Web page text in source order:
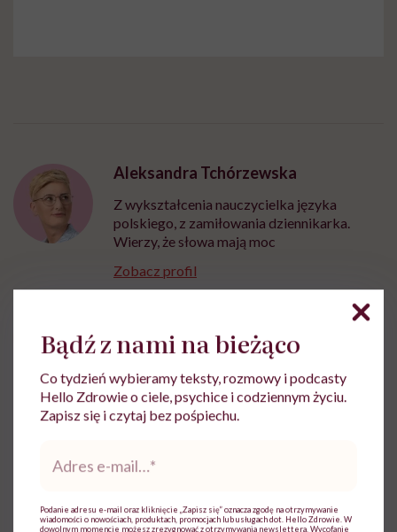
Aleksandra Tchórzewska
Z wykształcenia nauczycielka języka
polskiego, z zamiłowania dziennikarka.
Wierzy, że słowa mają moc
Zobacz profil
Udostępnij
Powiązane tematy:
Bądź z nami na bieżąco
Co tydzień wybieramy teksty, rozmowy i podcasty
Hello Zdrowie o ciele, psychice i codziennym życiu.
Zapisz się i czytaj bez pośpiechu.
*
Podanie adresu e-mail oraz kliknięcie „Zapisz się” oznacza zgodę na otrzymywanie
wiadomości o nowościach, produktach, promocjach lub usługach dot. Hello Zdrowie. W
dowolnym momencie możesz zrezygnować z otrzymywania newslettera. Wycofanie